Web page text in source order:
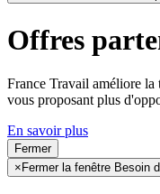
Offres
France Travail améliore la
vous proposant plus
En savoir plus
Fermer
× Fermer la fenêtre Besoin